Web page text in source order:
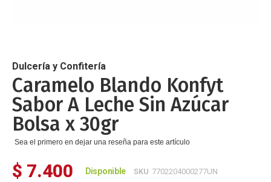
de
la
galería
de
imágenes
Dulcería y Confitería
Caramelo Blando Konfyt
Sabor A Leche Sin Azúcar
Bolsa x 30gr
Sea el primero en dejar una reseña para este artículo
$ 7.400 Disponible SKU 7702204000277UN